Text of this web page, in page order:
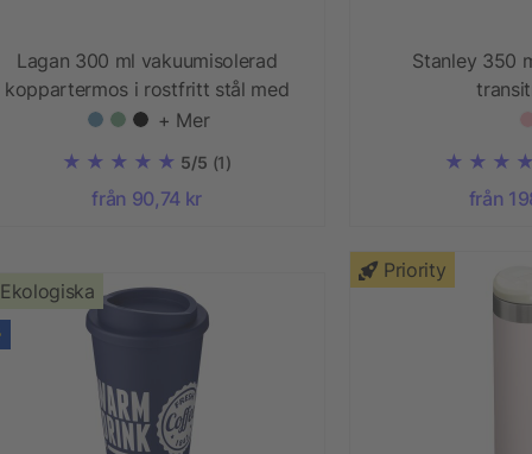
Lagan 300 ml vakuumisolerad
koppartermos i rostfritt stål med
lock i bambu
+ Mer
5/5 (1)
från 90,74 kr
Stanley 350
från
Ekologiska
Priority